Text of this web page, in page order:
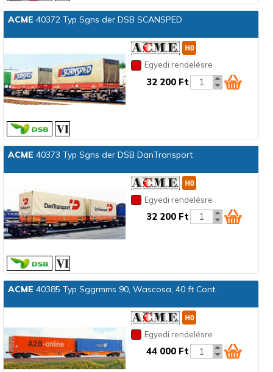
ACME 40372 Typ Sgns der DSB SCANSPED
Egyedi rendelésre
32 200 Ft
ACME 40373 Typ Sgns der DSB DanTransport
Egyedi rendelésre
32 200 Ft
ACME 40385 Typ Sggrmms 90, Wascosa, 40 ft Cont.
Egyedi rendelésre
44 000 Ft